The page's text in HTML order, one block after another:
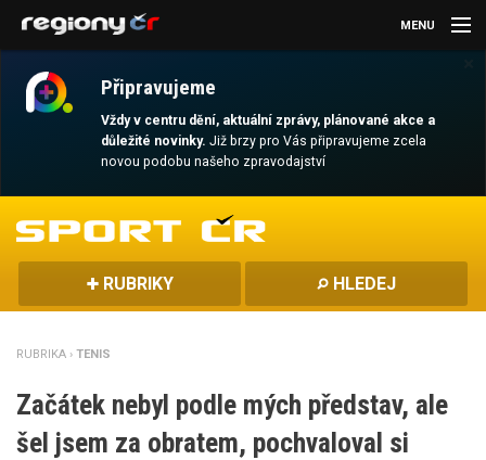
Připravujeme
Vždy v centru dění, aktuální zprávy, plánované akce a
důležité novinky.Již brzy pro Vás připravujeme zcela
novou podobu našeho zpravodajství
MENU
AKTUALITY
MAGAZÍN
DALŠÍ
REGION
RUBRIKY HLEDEJ
RUBRIKA › TENIS
Začátek nebyl podle mých představ, ale
šel jsem za obratem, pochvaloval si